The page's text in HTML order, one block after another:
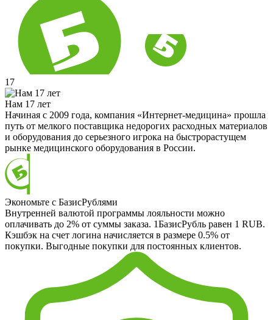
17
Нам 17 лет
Начиная с 2009 года, компания «Интернет-медицина» прошла
путь от мелкого поставщика недорогих расходных материалов
и оборудования до серьезного игрока на быстрорастущем
рынке медицинского оборудования в России.
Экономьте с БазисРублями
Внутренней валютой программы лояльности можно
оплачивать до 2% от суммы заказа. 1БазисРубль равен 1 RUB.
Кэшбэк на счет логина начисляется в размере 0.5% от
покупки. Выгодные покупки для постоянных клиентов.